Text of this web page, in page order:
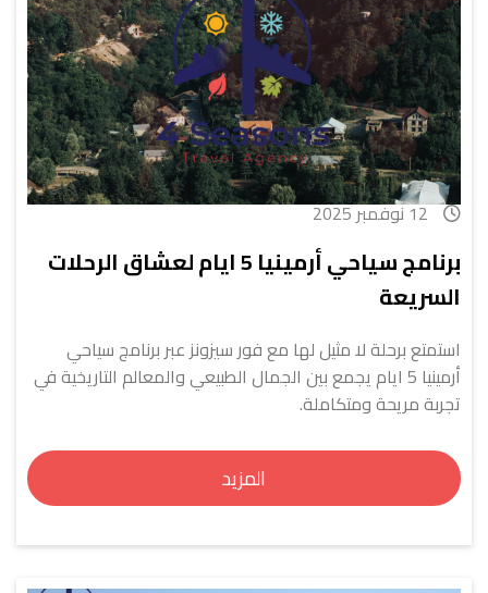
12 نوفمبر 2025
برنامج سياحي أرمينيا 5 ايام لعشاق الرحلات
السريعة
استمتع برحلة لا مثيل لها مع فور سيزونز عبر برنامج سياحي
أرمينيا 5 ايام يجمع بين الجمال الطبيعي والمعالم التاريخية في
تجربة مريحة ومتكاملة.
المزيد